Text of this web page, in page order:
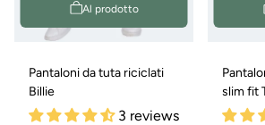
Al prodotto
Pantaloni da tuta riciclati
Billie
3 reviews
slim fit